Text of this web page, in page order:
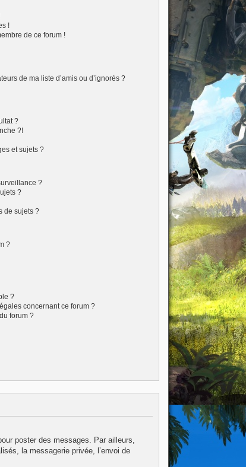
!
de ce forum !
de ma liste d’amis ou d’ignorés ?
?
?!
et sujets ?
?
?
de sujets ?
?
?
concernant ce forum ?
forum ?
poster des messages. Par ailleurs,
la messagerie privée, l’envoi de